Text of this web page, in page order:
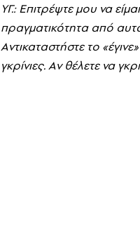
YΓ.: Eπιτρέψτε μου να
πραγματικότητα από
Aντικαταστήστε το
γκρίνιες. Aν θέλετε να